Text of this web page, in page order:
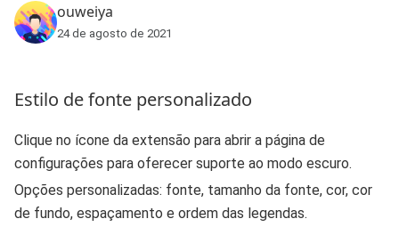
ouweiya
24 de agosto de 2021
Estilo de fonte personalizado
Clique no ícone da extensão para abrir a página de
configurações para oferecer suporte ao modo escuro.
Opções personalizadas: fonte, tamanho da fonte, cor, cor
de fundo, espaçamento e ordem das legendas.